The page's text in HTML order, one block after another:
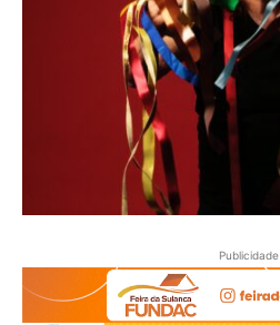
Publicidade